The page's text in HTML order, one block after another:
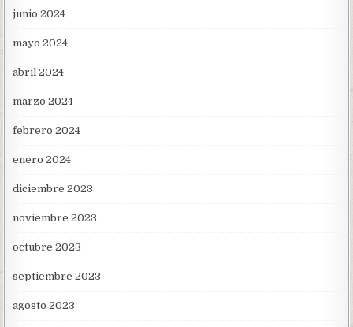
junio 2024
mayo 2024
abril 2024
marzo 2024
febrero 2024
enero 2024
diciembre 2023
noviembre 2023
octubre 2023
septiembre 2023
agosto 2023